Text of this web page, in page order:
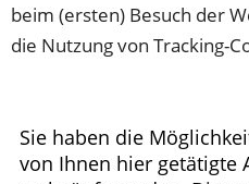
beim (ersten) Besuch der
die Nutzung von Tracking-